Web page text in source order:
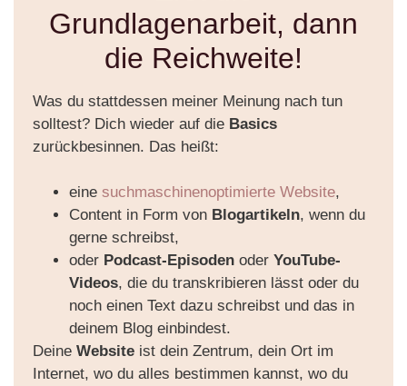
Grundlagenarbeit, dann
die Reichweite!
Was du stattdessen meiner Meinung nach tun
solltest? Dich wieder auf die Basics
zurückbesinnen. Das heißt:
eine suchmaschinenoptimierte Website,
Content in Form von Blogartikeln, wenn du
gerne schreibst,
oder Podcast-Episoden oderYouTube-
Videos, die du transkribieren lässt oder du
noch einen Text dazu schreibst und das in
deinem Blog einbindest.
DeineWebsite ist dein Zentrum, dein Ort im
Internet, wo du alles bestimmen kannst, wo du